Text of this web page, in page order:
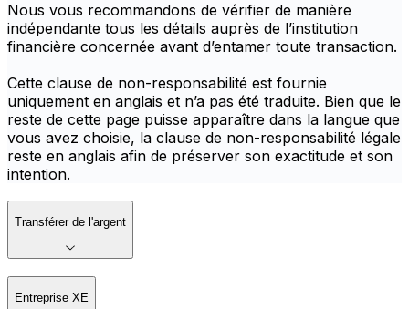
Nous vous recommandons de vérifier de manière
indépendante tous les détails auprès de l’institution
financière concernée avant d’entamer toute transaction.
Cette clause de non-responsabilité est fournie
uniquement en anglais et n’a pas été traduite. Bien que le
reste de cette page puisse apparaître dans la langue que
vous avez choisie, la clause de non-responsabilité légale
reste en anglais afin de préserver son exactitude et son
intention.
Transférer de l'argent
Entreprise XE